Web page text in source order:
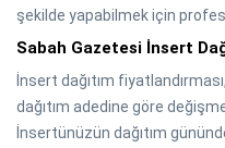
şekilde yapabilmek için
Sabah Gazetesi İnsert
İnsert dağıtım
dağıtım adedine göre
İnsertünüzün dağıtım